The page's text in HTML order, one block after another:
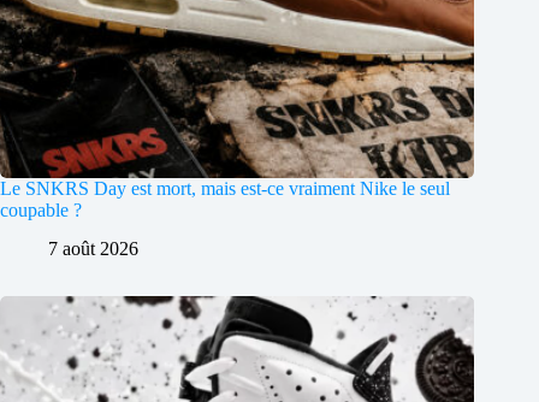
Le SNKRS Day est mort, mais est-ce vraiment Nike le seul
coupable ?
7 août 2026